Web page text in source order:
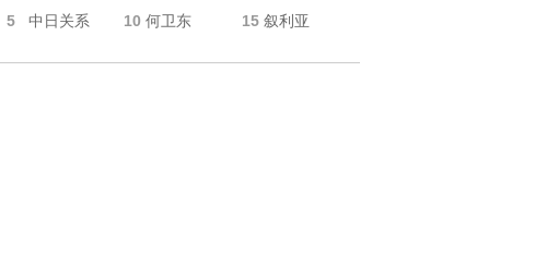
5 中日关系 10 何卫东 15 叙利亚